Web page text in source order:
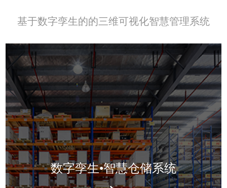
基于数字孪生的的三维可视化智慧管理系统
数字孪生•智慧仓储系统